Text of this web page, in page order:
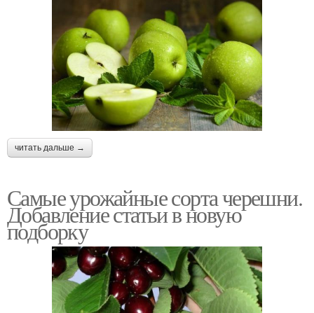
читать дальше →
Самые урожайные сорта черешни.
Добавление статьи в новую
подборку